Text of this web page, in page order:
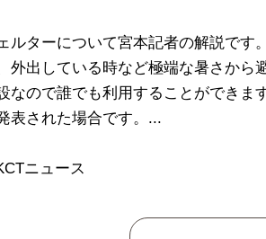
ルターについて宮本記者の解説で
外出している時など極端な暑さか
なので誰でも利用することができ
表された場合です。...
ニュース